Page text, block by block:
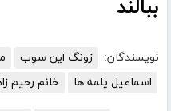
ببالند
نویسندگان: زونگ این سوب
اسماعیل یلمه ها
خانم رحیم